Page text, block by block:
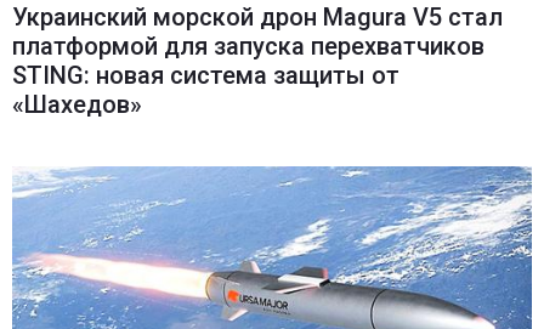
Украинский морской дрон Magura V5 стал
платформой для запуска перехватчиков
STING: новая система защиты от
«Шахедов»